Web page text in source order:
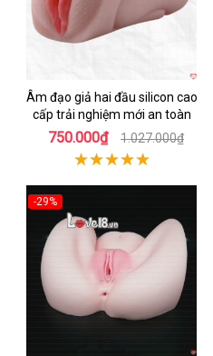
Âm đạo giả hai đầu silicon cao
cấp trải nghiệm mới an toàn
750.000₫ 1.027.000₫
-29%